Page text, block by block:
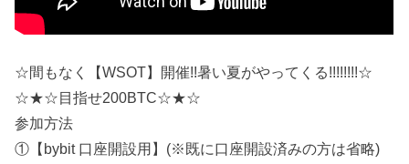
☆間もなく【WSOT】開催!!暑い夏がやってくる!!!!!!!!☆
☆★☆目指せ200BTC☆★☆
参加方法
①【bybit 口座開設用】(※既に口座開設済みの方は省略)